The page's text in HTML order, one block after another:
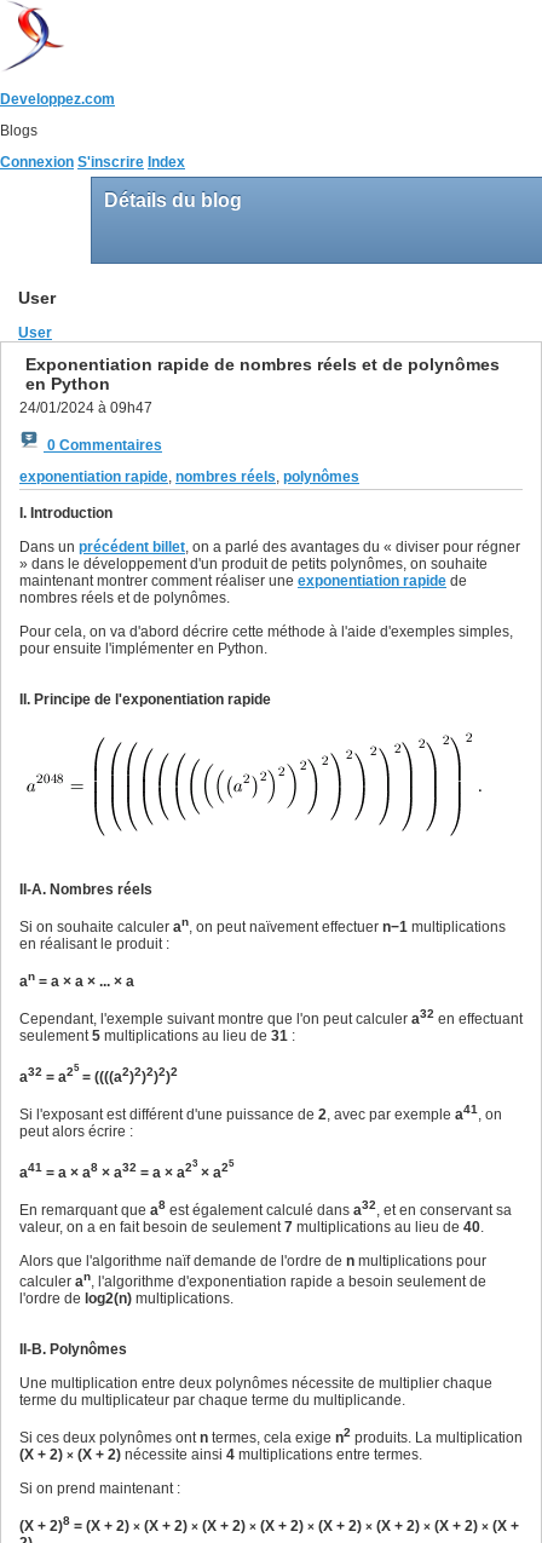
Developpez.com
Blogs
Connexion S'inscrire Index
Détails du blog
User
User
Exponentiation rapide de nombres réels et de polynômes
en Python
24/01/2024 à 09h47
0 Commentaires
exponentiation rapide, nombres réels, polynômes
I. Introduction
Dans un précédent billet, on a parlé des avantages du « diviser pour régner
» dans le développement d'un produit de petits polynômes, on souhaite
maintenant montrer comment réaliser une exponentiation rapide de
nombres réels et de polynômes.
Pour cela, on va d'abord décrire cette méthode à l'aide d'exemples simples,
pour ensuite l'implémenter en Python.
II. Principe de l'exponentiation rapide
II-A. Nombres réels
Si on souhaite calculer an, on peut naïvement effectuer n−1 multiplications
en réalisant le produit :
an = a × a × ... × a
Cependant, l'exemple suivant montre que l'on peut calculer a32 en effectuant
seulement5 multiplications au lieu de 31 :
a32 = a25
= ((((a2)2)2)2)2
Si l'exposant est différent d'une puissance de 2, avec par exemple a41 , on
peut alors écrire :
a41 = a × a8 × a32 = a × a23
× a25
En remarquant que a8 est également calculé dans a32, et en conservant sa
valeur, on a en fait besoin de seulement7 multiplications au lieu de 40.
Alors que l'algorithme naïf demande de l'ordre de n multiplications pour
calculer an, l'algorithme d'exponentiation rapide a besoin seulement de
l'ordre de log2(n) multiplications.
II-B. Polynômes
Une multiplication entre deux polynômes nécessite de multiplier chaque
terme du multiplicateur par chaque terme du multiplicande.
Si ces deux polynômes ontn termes, cela exige n2 produits. La multiplication
(X + 2) × (X + 2) nécessite ainsi 4 multiplications entre termes.
Si on prend maintenant :
(X + 2)8 = (X + 2) × (X + 2) × (X + 2) × (X + 2) × (X + 2) × (X + 2) × (X + 2) × (X +